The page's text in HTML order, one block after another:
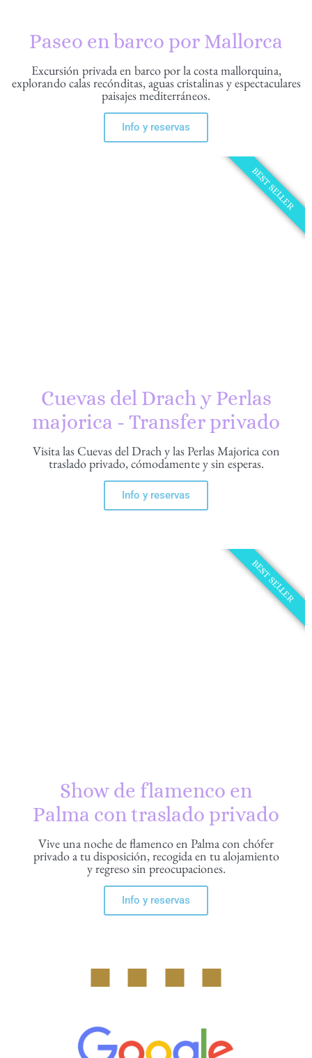
Paseo en barco por Mallorca
Excursión privada en barco por la costa mallorquina,
explorando calas recónditas, aguas cristalinas y espectaculares
paisajes mediterráneos.
Info y reservas
Cuevas del Drach y Perlas
majorica - Transfer privado
Visita las Cuevas del Drach y las Perlas Majorica con
traslado privado, cómodamente y sin esperas.
Info y reservas
BEST SELLER
Show de flamenco en
Palma con traslado privado
Vive una noche de flamenco en Palma con chófer
privado a tu disposición, recogida en tu alojamiento
y regreso sin preocupaciones.
Info y reservas
BEST SELLER